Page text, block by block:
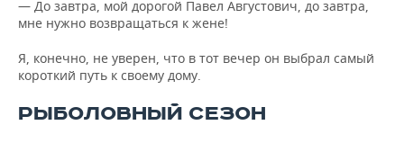
— До завтра, мой дорогой Павел Августович, до завтра,
мне нужно возвращаться к жене!
Я, конечно, не уверен, что в тот вечер он выбрал самый
короткий путь к своему дому.
РЫБОЛОВНЫЙ СЕЗОН